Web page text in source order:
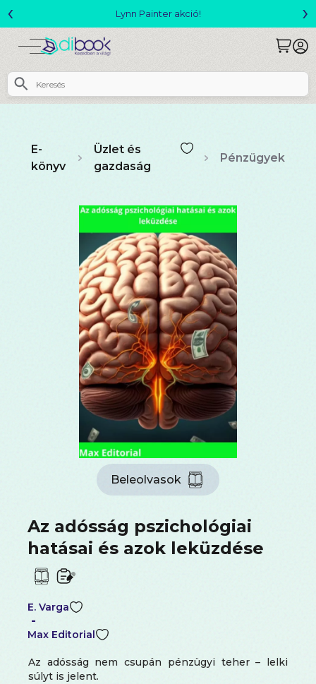
Megjelent! L. J. Shen: Legvadabb álmaimban szeretlek
‹ ›
E-
könyv
Üzlet és
gazdaság
Pénzügyek
Beleolvasok
Az adósság pszichológiai
hatásai és azok leküzdése
E. Varga
-
Max Editorial
Az adósság nem csupán pénzügyi teher – lelki
súlyt is jelent.